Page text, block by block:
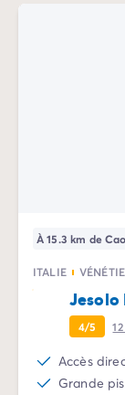
À 15.3 km de
ITALIE VÉNÉTIE
Jesolo
4/5 12
Accès
Grande